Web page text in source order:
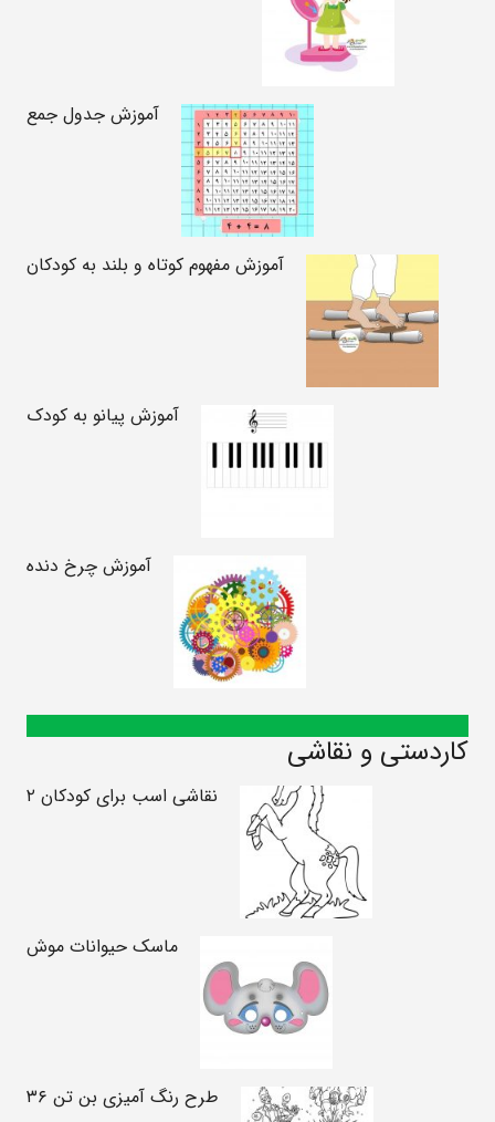
آموزش جدول جمع
آموزش مفهوم کوتاه و بلند به کودکان
آموزش پیانو به کودک
آموزش چرخ دنده
کاردستی و نقاشی
نقاشی اسب برای کودکان ۲
ماسک حیوانات موش
طرح رنگ آمیزی بن تن ۳۶